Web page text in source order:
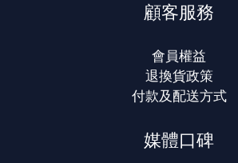
顧客服務
會員權益
退換貨政策
付款及配送方式
媒體口碑